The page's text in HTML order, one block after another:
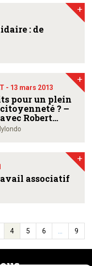
: de
+
- 13 mars 2013
pour un plein
? –
Robert
+
associatif
+
4 5 6 9